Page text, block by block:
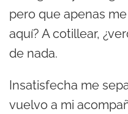
pero que apenas
aquí? A cotillear,
de nada.
Insatisfecha me
vuelvo a mi